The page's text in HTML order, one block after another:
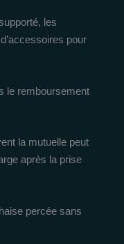
les
pour
le remboursement
la mutuelle peut
après la prise
percée sans